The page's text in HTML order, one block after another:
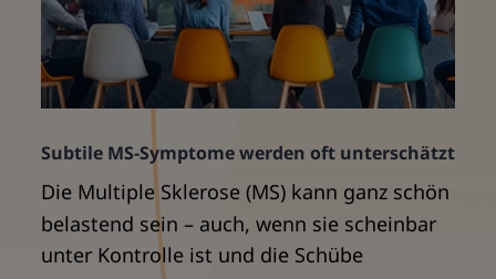
Subtile MS-Symptome werden oft unterschätzt
Die Multiple Sklerose (MS) kann ganz schön
belastend sein – auch, wenn sie scheinbar
unter Kontrolle ist und die Schübe